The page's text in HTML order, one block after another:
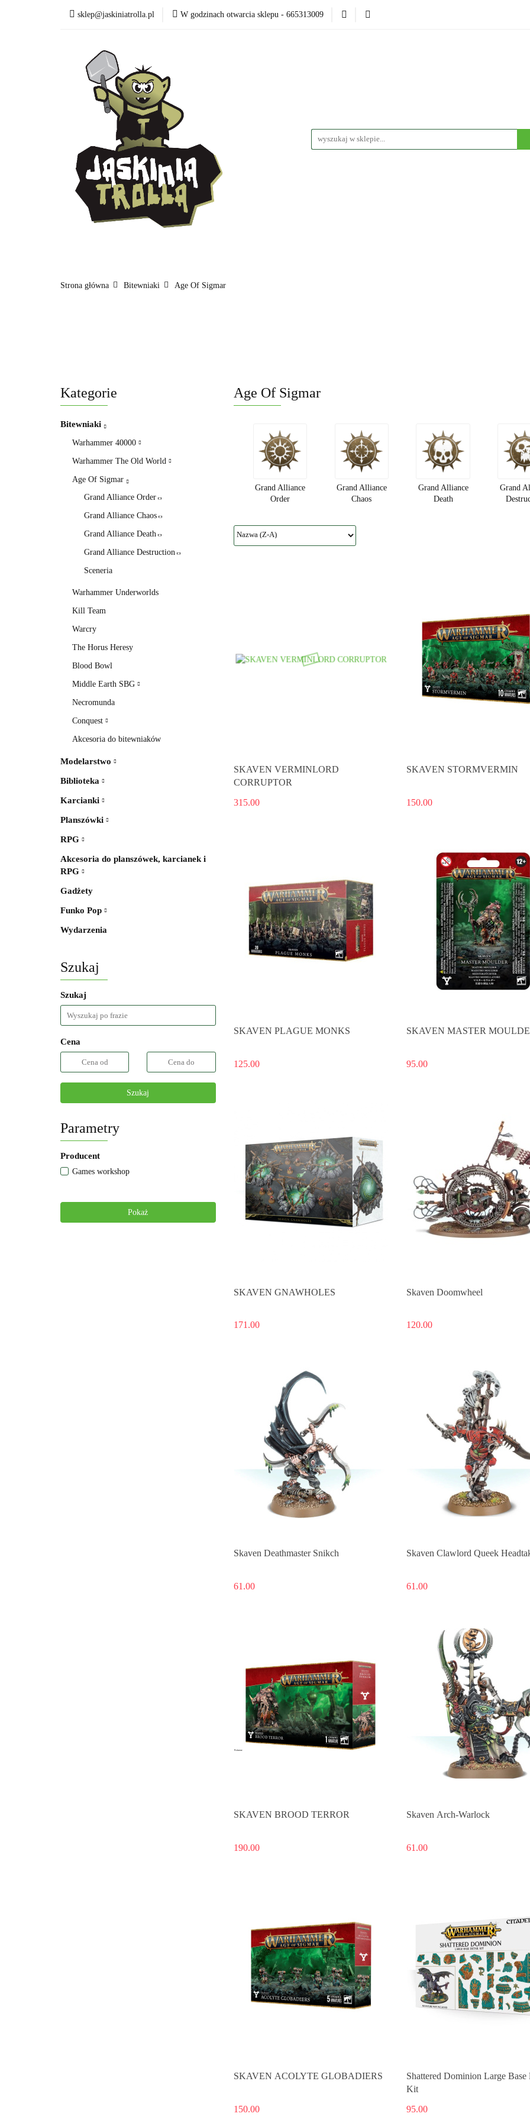
sklep@jaskiniatrolla.pl W godzinach otwarcia sklepu - 665313009
Strona główna Bitewniaki Age Of Sigmar
Kategorie
Bitewniaki
Warhammer 40000
Warhammer The Old World
Age Of Sigmar
Grand Alliance Order
Grand Alliance Chaos
Grand Alliance Death
Grand Alliance Destruction
Sceneria
Warhammer Underworlds
Kill Team
Warcry
The Horus Heresy
Blood Bowl
Middle Earth SBG
Necromunda
Conquest
Akcesoria do bitewniaków
Modelarstwo
Biblioteka
Karcianki
Planszówki
RPG
Akcesoria do planszówek, karcianek i
RPG
Gadżety
Funko Pop
Wydarzenia
Szukaj
Szukaj
Cena
Szukaj
Parametry
Producent
Games workshop
Pokaż
Age Of Sigmar
Grand Alliance
Order
Grand Alliance
Chaos
Grand Alliance
Death
Grand
Produkt niedostępny
SKAVEN VERMINLORD
CORRUPTOR
315.00
Produkt niedostępny
SKAVEN STORMVERMIN
150.00
Produkt niedostępny
SKAVEN PLAGUE MONKS
125.00
Produkt niedostępny
SKAVEN MASTER
95.00
Produkt niedostępny
SKAVEN GNAWHOLES
171.00
Produkt niedostępny
Skaven Doomwheel
120.00
Produkt niedostępny
Skaven Deathmaster Snikch
61.00
Produkt niedostępny
Skaven Clawlord Queek
61.00
Produkt niedostępny
SKAVEN BROOD TERROR
190.00
Produkt niedostępny
Skaven Arch-Warlock
61.00
Produkt niedostępny
SKAVEN ACOLYTE GLOBADIERS
150.00
Produkt niedostępny
Shattered Dominion Large Base
Kit
95.00